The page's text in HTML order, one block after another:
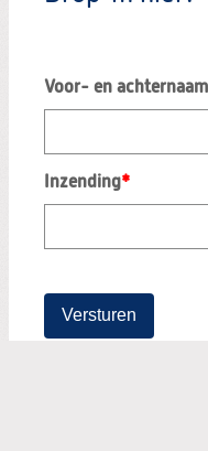
Zoeken:
Voor- en achternaam
Inzending*
Versturen